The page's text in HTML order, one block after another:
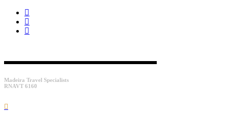
Madeira Travel Specialists
RNAVT 6160